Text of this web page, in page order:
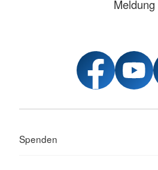
Meldung
Spenden